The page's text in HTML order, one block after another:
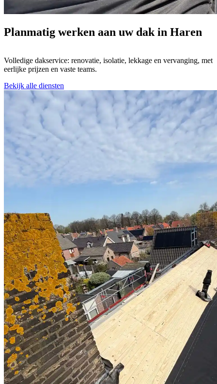
Planmatig werken aan uw dak in Haren
Volledige dakservice: renovatie, isolatie, lekkage en vervanging, met
eerlijke prijzen en vaste teams.
Bekijk alle diensten